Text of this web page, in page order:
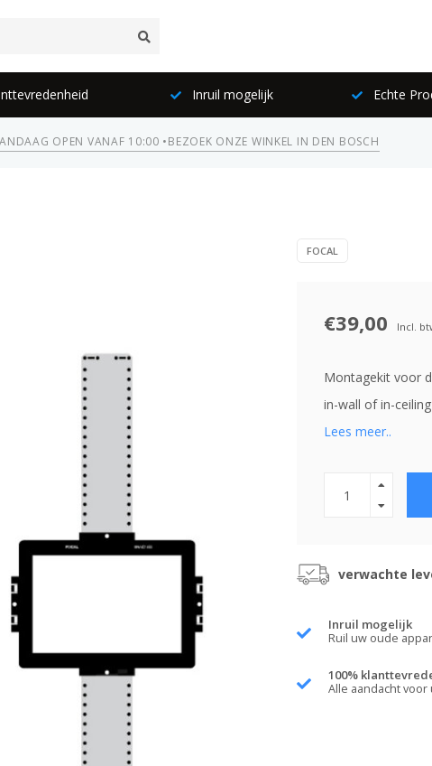
Inruil mogelijk Echte
OPEN VANAF 10:00 •BEZOEK ONZE WINKEL IN DEN BOSCH
FOCAL
€39,00 Incl.
Montagekit voor
in-wall of in-
Lees meer..
verwachte
Inruil mogelijk
Ruil uw oude
100%
Alle aandacht voor